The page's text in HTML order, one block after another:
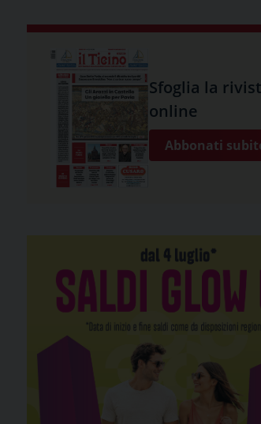
Sfoglia la
online
Abbonati